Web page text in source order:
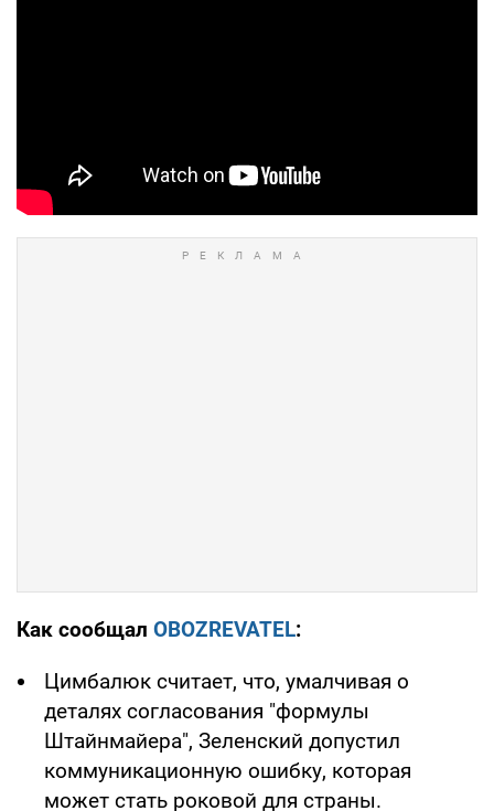
Как сообщал OBOZREVATEL:
Цимбалюк считает, что, умалчивая о
деталях согласования "формулы
Штайнмайера", Зеленский допустил
коммуникационную ошибку, которая
может стать роковой для страны.